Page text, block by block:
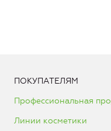
ПОКУПАТЕЛЯМ
Профессиональная
Линии косметики